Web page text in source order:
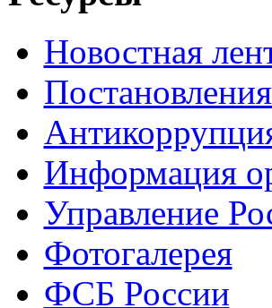
Новостная
Информация
Управление
Фотогалерея
ФСБ России